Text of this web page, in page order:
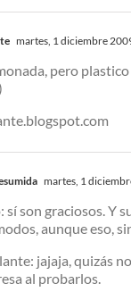
martes, 1 diciembre
pero
martes, 1
sí son graciosos. Y
aunque eso,
jajaja, quizás
al probarlos.